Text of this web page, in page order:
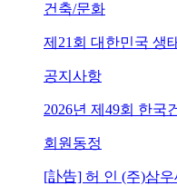
건축/문화
제21회 대한민국 생
공지사항
2026년 제49회 한국
회원동정
[訃告] 허 인 (주)삼